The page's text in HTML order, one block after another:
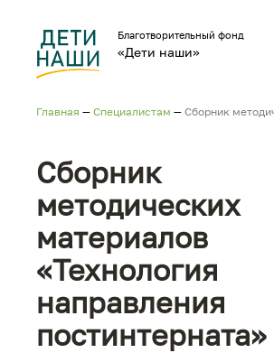
Благотворительный фонд
«Дети наши»
Главная — Специалистам — Сборник
Сборник
методических
материалов
«Технология
направления
постинтерната»